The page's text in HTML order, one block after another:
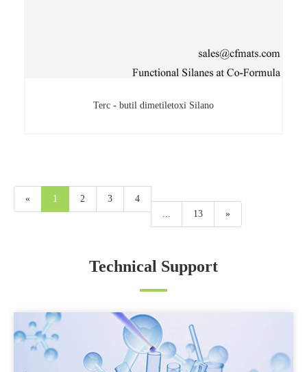
Terc - butil dimetiletoxi Silano
« 1 2 3
4
...
13 »
Technical Support